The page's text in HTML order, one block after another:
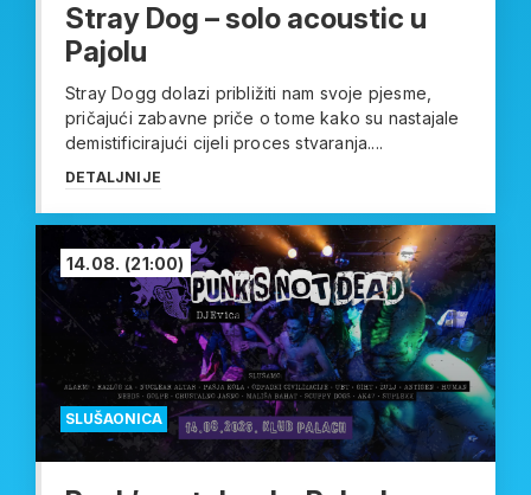
Stray Dog – solo acoustic u
Pajolu
Stray Dogg dolazi približiti nam svoje pjesme,
pričajući zabavne priče o tome kako su nastajale
demistificirajući cijeli proces stvaranja....
DETALJNIJE
SLUŠAONICA
14.08. (21:00)